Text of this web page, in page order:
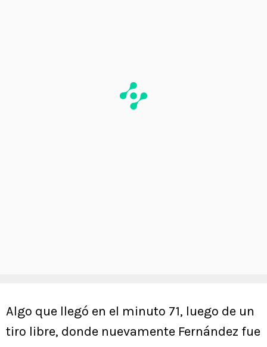
Algo que llegó en el minuto 71, luego de un
tiro libre, donde nuevamente Fernández fue